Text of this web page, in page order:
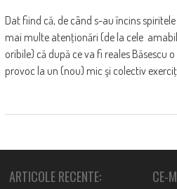
Dat fiind că, de când s-au încins
mai multe atenţionări (de la cele
oribile) că după ce va fi reales Băsescu
provoc la un (nou) mic şi colectiv
ARTICOLE RECENTE: CE-